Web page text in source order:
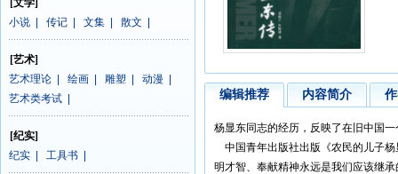
[文学]
小说
传记 文集 散文
[艺术]
艺术理论
绘画 雕塑 动漫
艺术类考试
[纪实]
纪实
工具书
编辑推荐 内容简介
杨显东同志的经历，反映了在旧中国
中国青年出版社出版《农民的儿子杨
明才智、奉献精神永远是我们应该继